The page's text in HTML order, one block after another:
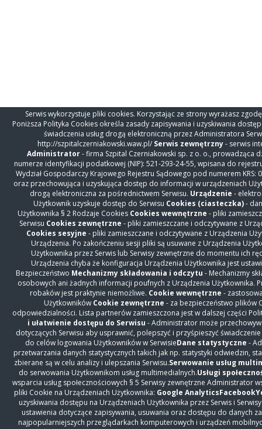
Serwis wykorzystuje pliki cookies. Korzystając ze strony wyrażasz
Poniższa Polityka Cookies określa zasady zapisywania i uzyskiwania
świadczenia usług drogą elektroniczną przez Administratora
http://szpitalczerniakowski.waw.pl/ Serwis zewnętrzny- serwis
Administrator- firma Szpital Czerniakowski sp. z o. o., prowadząca
numerze identyfikacji podatkowej (NIP): 521-293-24-55, wpisana do
Wydział Gospodarczy Krajowego Rejestru Sądowego pod numerem
oraz przechowująca i uzyskująca dostęp do informacji w urządzeniach
drogą elektroniczna za pośrednictwem Serwisu. Urządzenie -
Użytkownik uzyskuje dostęp do Serwisu Cookies (ciasteczka)-
Użytkownika § 2 Rodzaje Cookies Cookies wewnętrzne - pliki
Serwisu Cookies zewnętrzne - pliki zamieszczane i odczytywane z
Cookies sesyjne - pliki zamieszczane i odczytywane z Urządzenia
Urządzenia. Po zakończeniu sesji pliki są usuwane z Urządzenia
Użytkownika przez Serwis lub Serwisy zewnętrzne do momentu ich
Urządzenia chyba że konfiguracja Urządzenia Użytkownika jest
Bezpieczeństwo Mechanizmy składowania i odczytu - Mechanizmy
osobowych ani żadnych informacji poufnych z Urządzenia Użytkownika.
robaków jest praktynie niemożliwe. Cookie wewnętrzne -
Użytkowników Cookie zewnętrzne - za bezpieczeństwo plików
odpowiedzialności. Lista partnerów zamieszczona jest w dalszej części
i ułatwienie dostępu do Serwisu - Administrator może
dotyczących Serwisu aby usprawnić, polepszyć i przyśpieszyć świadczenie
do celów logowania Użytkowników w SerwisieDane statystyczne -
przetwarzania danych statystycznych takich jak np. statystyki odwiedzin,
zbierane są w celu analizy i ulepszania Serwisu.Serwowanie usług
do serwowania Użytkownikom usług multimedialnych.Usługi
wsparcia usług społecznościowych § 5 Serwisy zewnętrzne
pliki Cookie na Urządzeniach Użytkownika: Google AnalyticsFacebook
uzyskiwania dostępu na Urządzeniach Użytkownika przez Serwis i
ustawienia dotyczące zapisywania, usuwania oraz dostępu do danych
najpopularniejszych przeglądarkach komputerowych i urządzeń